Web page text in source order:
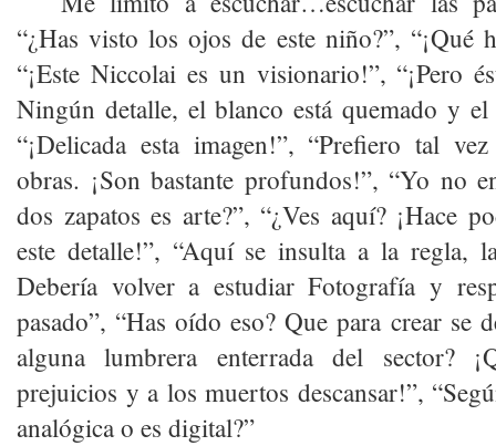
“¿Has visto los ojos de este niño?”, “¡Qué
“¡Este Niccolai es un visionario!”, “¡Pero
Ningún detalle, el blanco está quemado y el
“¡Delicada esta imagen!”, “Prefiero tal
obras. ¡Son bastante profundos!”, “Yo no
dos zapatos es arte?”, “¿Ves aquí? ¡Hace
este detalle!”, “Aquí se insulta a la regla,
Debería volver a estudiar Fotografía y
pasado”, “Has oído eso? Que para crear se
alguna lumbrera enterrada del sector?
prejuicios y a los muertos descansar!”,
analógica o es digital?”